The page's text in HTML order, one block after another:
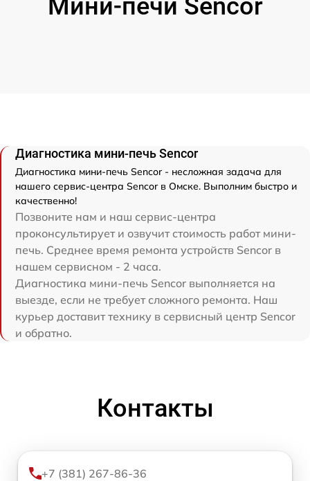
Мини-печи Sencor
Диагностика мини-печь Sencor
Диагностика мини-печь Sencor - несложная задача для
нашего сервис-центра Sencor в Омске. Выполним быстро и
качественно!
Позвоните нам и наш сервис-центра
проконсультирует и озвучит стоимость работ мини-
печь. Среднее время ремонта устройств Sencor в
нашем сервисном - 2 часа.
Диагностика мини-печь Sencor выполняется на
выезде, если не требует сложного ремонта. Наш
курьер доставит технику в сервисный центр Sencor
и обратно.
Контакты
+7 (381) 267-86-36